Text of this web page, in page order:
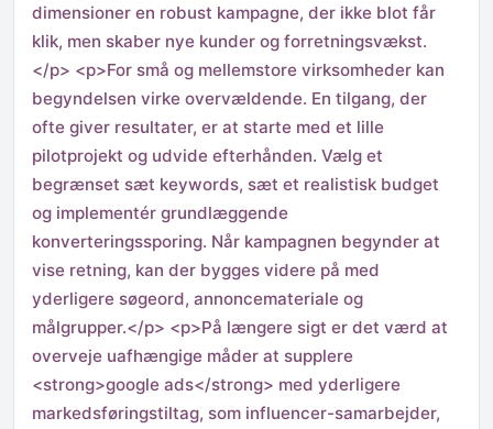
dimensioner en robust kampagne, der ikke blot får
klik, men skaber nye kunder og forretningsvækst.
</p> <p>For små og mellemstore virksomheder kan
begyndelsen virke overvældende. En tilgang, der
ofte giver resultater, er at starte med et lille
pilotprojekt og udvide efterhånden. Vælg et
begrænset sæt keywords, sæt et realistisk budget
og implementér grundlæggende
konverteringssporing. Når kampagnen begynder at
vise retning, kan der bygges videre på med
yderligere søgeord, annoncemateriale og
målgrupper.</p> <p>På længere sigt er det værd at
overveje uafhængige måder at supplere
<strong>google ads</strong> med yderligere
markedsføringstiltag, som influencer-samarbejder,